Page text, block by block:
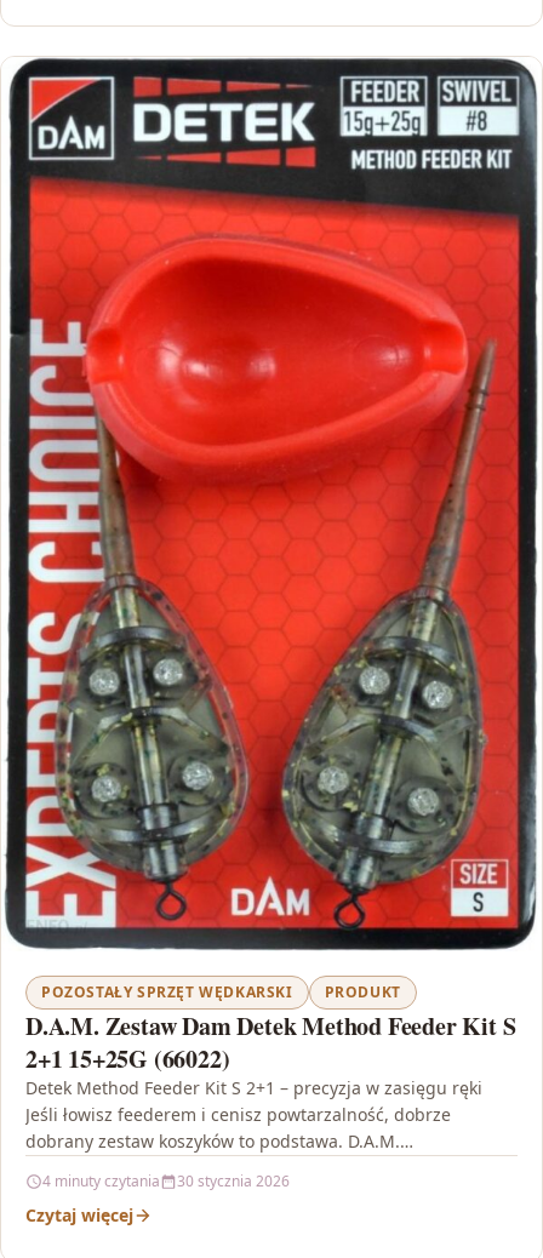
POZOSTAŁY SPRZĘT WĘDKARSKI PRODUKT
D.A.M. Zestaw Dam Detek Method Feeder Kit S
2+1 15+25G (66022)
Detek Method Feeder Kit S 2+1 – precyzja w zasięgu ręki
Jeśli łowisz feederem i cenisz powtarzalność, dobrze
dobrany zestaw koszyków to podstawa. D.A.M.…
4 minuty czytania 30 stycznia 2026
Czytaj więcej